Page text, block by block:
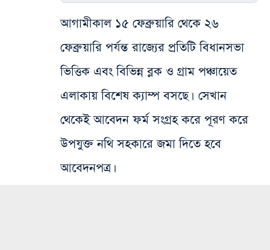
আগামীকাল ১৫ ফেব্রুয়ারি থেকে ২৬
ফেব্রুয়ারি পর্যন্ত রাজ্যের প্রতিটি বিধানসভা
ভিত্তিক এবং বিভিন্ন ব্লক ও গ্রাম পঞ্চায়েত
এলাকায় বিশেষ ক্যাম্প বসছে। সেখান
থেকেই আবেদন ফর্ম সংগ্রহ করে পূরণ করে
উপযুক্ত নথি সহকারে জমা দিতে হবে
আবেদনপত্র।